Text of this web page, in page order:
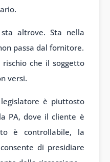
altrove. Sta nella
passa dal fornitore.
che il soggetto
versi.
è piuttosto
PA, dove il cliente è
è controllabile, la
di presidiare